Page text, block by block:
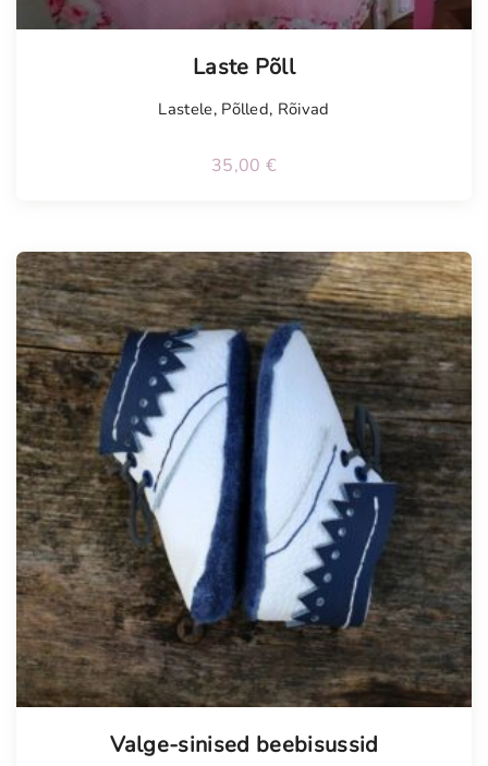
Laste Põll
Lastele, Põlled, Rõivad
35,00 €
Valge-sinised beebisussid